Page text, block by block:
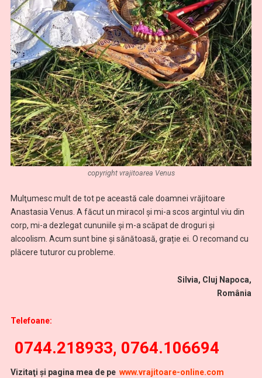
copyright vrajitoarea Venus
Mulţumesc mult de tot pe această cale doamnei vrăjitoare
Anastasia Venus. A făcut un miracol și mi-a scos argintul viu din
corp, mi-a dezlegat cununiile și m-a scăpat de droguri și
alcoolism. Acum sunt bine şi sănătoasă, grație ei. O recomand cu
plăcere tuturor cu probleme.
Silvia, Cluj Napoca,
România
Telefoane:
0744.218933, 0764.106694
Vizitaţi şi pagina mea de pe www.vrajitoare-online.com